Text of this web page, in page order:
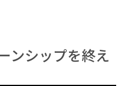
ンシップを終え